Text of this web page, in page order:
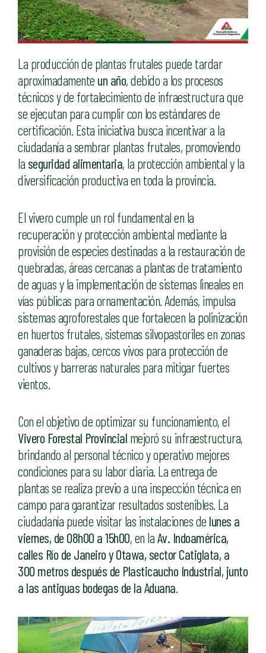
La producción de plantas frutales puede tardar
aproximadamente un año, debido a los procesos
técnicos y de fortalecimiento de infraestructura que
se ejecutan para cumplir con los estándares de
certificación. Esta iniciativa busca incentivar a la
ciudadanía a sembrar plantas frutales, promoviendo
la seguridad alimentaria, la protección ambiental y la
diversificación productiva en toda la provincia.
El vivero cumple un rol fundamental en la
recuperación y protección ambiental mediante la
provisión de especies destinadas a la restauración de
quebradas, áreas cercanas a plantas de tratamiento
de aguas y la implementación de sistemas lineales en
vías públicas para ornamentación. Además, impulsa
sistemas agroforestales que fortalecen la polinización
en huertos frutales, sistemas silvopastoriles en zonas
ganaderas bajas, cercos vivos para protección de
cultivos y barreras naturales para mitigar fuertes
vientos.
Con el objetivo de optimizar su funcionamiento, el
Vivero Forestal Provincial mejoró su infraestructura,
brindando al personal técnico y operativo mejores
condiciones para su labor diaria. La entrega de
plantas se realiza previo a una inspección técnica en
campo para garantizar resultados sostenibles. La
ciudadanía puede visitar las instalaciones de lunes a
viernes, de 08h00 a 15h00, en laAv. Indoamérica,
calles Río de Janeiro y Otawa, sector Catiglata, a
300 metros después de Plasticaucho Industrial, junto
a las antiguas bodegas de la Aduana